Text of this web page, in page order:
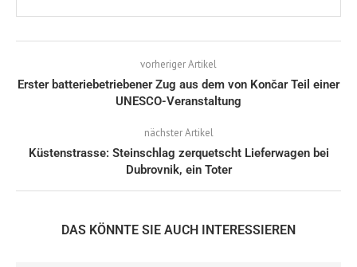
vorheriger Artikel
Erster batteriebetriebener Zug aus dem von Končar Teil einer
UNESCO-Veranstaltung
nächster Artikel
Küstenstrasse: Steinschlag zerquetscht Lieferwagen bei
Dubrovnik, ein Toter
DAS KÖNNTE SIE AUCH INTERESSIEREN